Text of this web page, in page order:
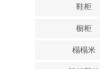
鞋柜
橱柜
榻榻米